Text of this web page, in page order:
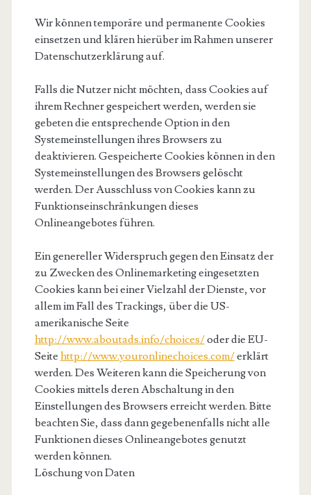
Wir können temporäre und permanente Cookies
einsetzen und klären hierüber im Rahmen unserer
Datenschutzerklärung auf.
Falls die Nutzer nicht möchten, dass Cookies auf
ihrem Rechner gespeichert werden, werden sie
gebeten die entsprechende Option in den
Systemeinstellungen ihres Browsers zu
deaktivieren. Gespeicherte Cookies können in den
Systemeinstellungen des Browsers gelöscht
werden. Der Ausschluss von Cookies kann zu
Funktionseinschränkungen dieses
Onlineangebotes führen.
Ein genereller Widerspruch gegen den Einsatz der
zu Zwecken des Onlinemarketing eingesetzten
Cookies kann bei einer Vielzahl der Dienste, vor
allem im Fall des Trackings, über die US-
amerikanische Seite
http://www.aboutads.info/choices/oder die EU-
Seite http://www.youronlinechoices.com/erklärt
werden. Des Weiteren kann die Speicherung von
Cookies mittels deren Abschaltung in den
Einstellungen des Browsers erreicht werden. Bitte
beachten Sie, dass dann gegebenenfalls nicht alle
Funktionen dieses Onlineangebotes genutzt
werden können.
Löschung von Daten